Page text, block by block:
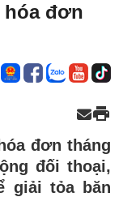
hóa đơn
đơn tháng
đối thoại,
giải tỏa băn